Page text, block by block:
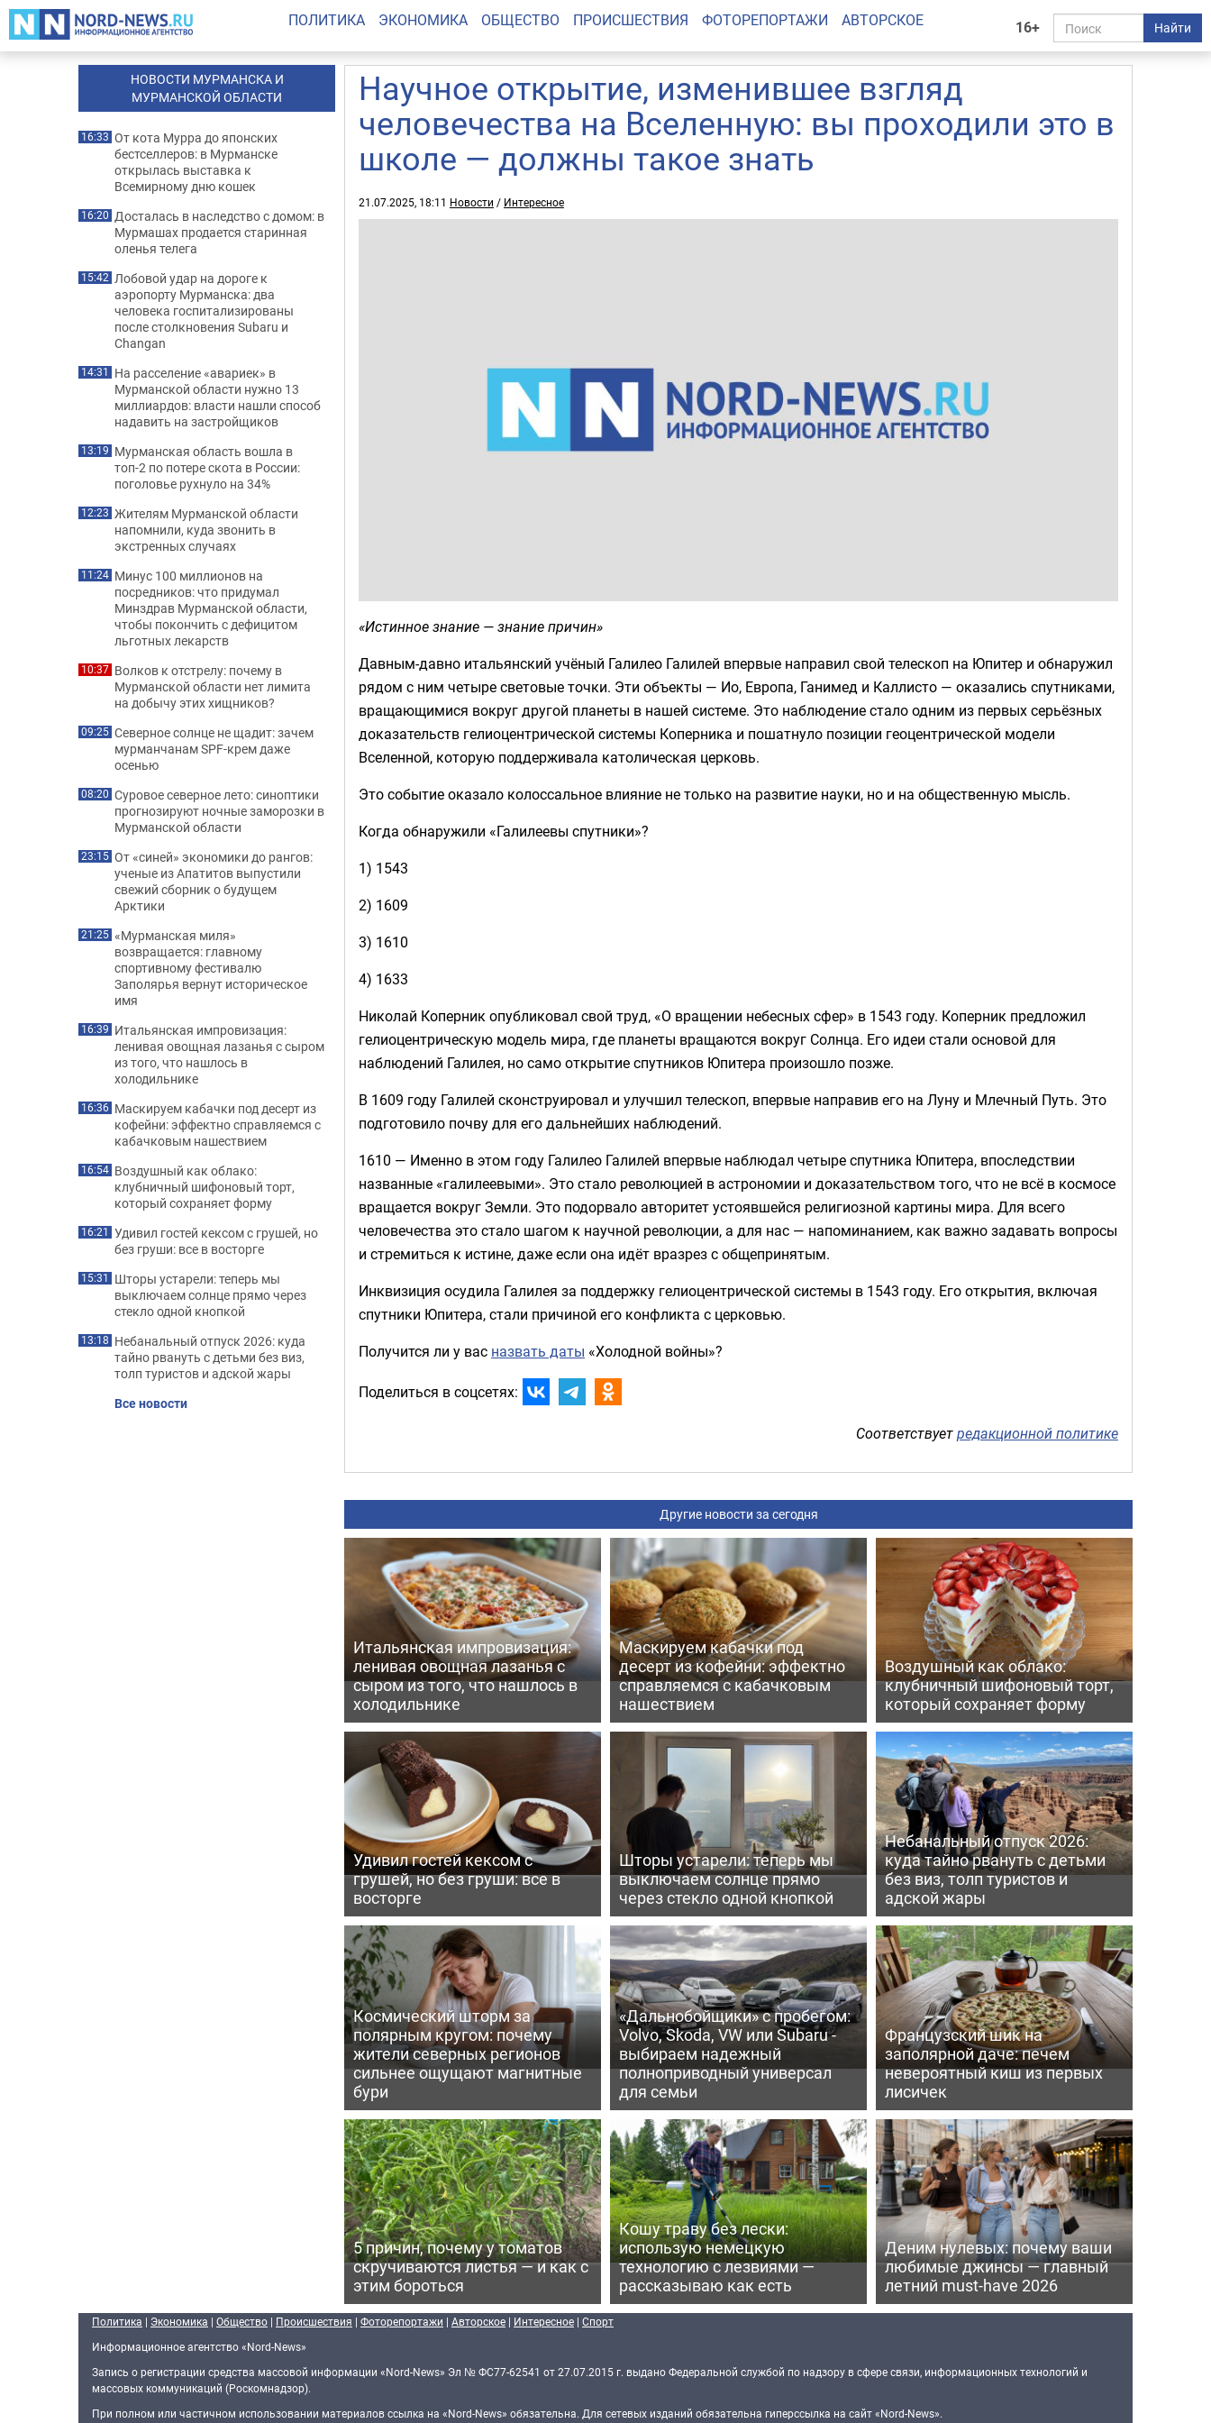
16+ Найти
ПОЛИТИКА ЭКОНОМИКА ОБЩЕСТВО ПРОИСШЕСТВИЯ ФОТОРЕПОРТАЖИ АВТОРСКОЕ
Научное открытие, изменившее взгляд
человечества на Вселенную: вы проходили это в
школе — должны такое знать
21.07.2025, 18:11 Новости / Интересное
«Истинное знание — знание причин»
Давным-давно итальянский учёный Галилео Галилей впервые направил свой телескоп на Юпитер и обнаружил
рядом с ним четыре световые точки. Эти объекты — Ио, Европа, Ганимед и Каллисто — оказались спутниками,
вращающимися вокруг другой планеты в нашей системе. Это наблюдение стало одним из первых серьёзных
доказательств гелиоцентрической системы Коперника и пошатнуло позиции геоцентрической модели
Вселенной, которую поддерживала католическая церковь.
Это событие оказало колоссальное влияние не только на развитие науки, но и на общественную мысль.
Когда обнаружили «Галилеевы спутники»?
1) 1543
2) 1609
3) 1610
4) 1633
Николай Коперник опубликовал свой труд, «О вращении небесных сфер» в 1543 году. Коперник предложил
гелиоцентрическую модель мира, где планеты вращаются вокруг Солнца. Его идеи стали основой для
наблюдений Галилея, но само открытие спутников Юпитера произошло позже.
В 1609 году Галилей сконструировал и улучшил телескоп, впервые направив его на Луну и Млечный Путь. Это
подготовило почву для его дальнейших наблюдений.
1610 — Именно в этом году Галилео Галилей впервые наблюдал четыре спутника Юпитера, впоследствии
названные «галилеевыми». Это стало революцией в астрономии и доказательством того, что не всё в космосе
вращается вокруг Земли. Это подорвало авторитет устоявшейся религиозной картины мира. Для всего
человечества это стало шагом к научной революции, а для нас — напоминанием, как важно задавать вопросы
и стремиться к истине, даже если она идёт вразрез с общепринятым.
Инквизиция осудила Галилея за поддержку гелиоцентрической системы в 1543 году. Его открытия, включая
спутники Юпитера, стали причиной его конфликта с церковью.
Получится ли у вас назвать даты «Холодной войны»?
Поделиться в соцсетях:
Соответствуетредакционной политике
Другие новости за сегодня
Итальянская импровизация:
ленивая овощная лазанья с
сыром из того, что нашлось в
холодильнике
Маскируем кабачки под
десерт из кофейни: эффектно
справляемся с кабачковым
нашествием
Воздушный как облако:
клубничный шифоновый торт,
который сохраняет форму
Удивил гостей кексом с
грушей, но без груши: все в
восторге
Шторы устарели: теперь мы
выключаем солнце прямо
через стекло одной кнопкой
Небанальный отпуск 2026:
куда тайно рвануть с детьми
без виз, толп туристов и
адской жары
Космический шторм за
полярным кругом: почему
жители северных регионов
сильнее ощущают магнитные
бури
«Дальнобойщики» с пробегом:
Volvo, Skoda, VW или Subaru -
выбираем надежный
полноприводный универсал
для семьи
Французский шик на
заполярной даче: печем
невероятный киш из первых
лисичек
5 причин, почему у томатов
скручиваются листья — и как с
этим бороться
Кошу траву без лески:
использую немецкую
технологию с лезвиями —
рассказываю как есть
Деним нулевых: почему ваши
любимые джинсы — главный
летний must-have 2026
НОВОСТИ МУРМАНСКА И
МУРМАНСКОЙ ОБЛАСТИ
16:33 От кота Мурра до японских
бестселлеров: в Мурманске
открылась выставка к
Всемирному дню кошек
16:20 Досталась в наследство с домом: в
Мурмашах продается старинная
оленья телега
15:42 Лобовой удар на дороге к
аэропорту Мурманска: два
человека госпитализированы
после столкновения Subaru и
Changan
14:31 На расселение «авариек» в
Мурманской области нужно 13
миллиардов: власти нашли способ
надавить на застройщиков
13:19 Мурманская область вошла в
топ-2 по потере скота в России:
поголовье рухнуло на 34%
12:23 Жителям Мурманской области
напомнили, куда звонить в
экстренных случаях
11:24 Минус 100 миллионов на
посредников: что придумал
Минздрав Мурманской области,
чтобы покончить с дефицитом
льготных лекарств
10:37 Волков к отстрелу: почему в
Мурманской области нет лимита
на добычу этих хищников?
09:25 Северное солнце не щадит: зачем
мурманчанам SPF-крем даже
осенью
08:20 Суровое северное лето: синоптики
прогнозируют ночные заморозки в
Мурманской области
23:15 От «синей» экономики до рангов:
ученые из Апатитов выпустили
свежий сборник о будущем
Арктики
21:25 «Мурманская миля»
возвращается: главному
спортивному фестивалю
Заполярья вернут историческое
имя
16:39 Итальянская импровизация:
ленивая овощная лазанья с сыром
из того, что нашлось в
холодильнике
16:36 Маскируем кабачки под десерт из
кофейни: эффектно справляемся с
кабачковым нашествием
16:54 Воздушный как облако:
клубничный шифоновый торт,
который сохраняет форму
16:21 Удивил гостей кексом с грушей, но
без груши: все в восторге
15:31 Шторы устарели: теперь мы
выключаем солнце прямо через
стекло одной кнопкой
13:18 Небанальный отпуск 2026: куда
тайно рвануть с детьми без виз,
толп туристов и адской жары
Все новости
Политика | Экономика | Общество | Происшествия | Фоторепортажи | Авторское | Интересное | Спорт
Информационное агентство «Nord-News»
Запись о регистрации средства массовой информации «Nord-News» Эл № ФС77-62541 от 27.07.2015 г. выдано Федеральной службой по надзору в сфере связи, информационных технологий и
массовых коммуникаций (Роскомнадзор).
При полном или частичном использовании материалов ссылка на «Nord-News» обязательна. Для сетевых изданий обязательна гиперссылка на сайт «Nord-News».